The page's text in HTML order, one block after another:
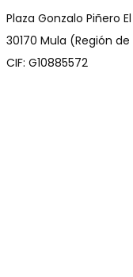
Plaza Gonzalo Piñero
30170 Mula (Región
CIF: G10885572